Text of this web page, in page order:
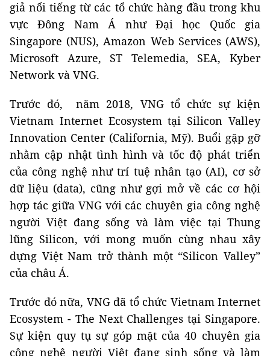
giả nổi tiếng từ các tổ chức hàng đầu trong khu
vực Đông Nam Á như Đại học Quốc gia
Singapore (NUS), Amazon Web Services (AWS),
Microsoft Azure, ST Telemedia, SEA, Kyber
Network và VNG.
Trước đó, năm 2018, VNG tổ chức sự kiện
Vietnam Internet Ecosystem tại Silicon Valley
Innovation Center (California, Mỹ). Buổi gặp gỡ
nhằm cập nhật tình hình và tốc độ phát triển
của công nghệ như trí tuệ nhân tạo (AI), cơ sở
dữ liệu (data), cũng như gợi mở về các cơ hội
hợp tác giữa VNG với các chuyên gia công nghệ
người Việt đang sống và làm việc tại Thung
lũng Silicon, với mong muốn cùng nhau xây
dựng Việt Nam trở thành một “Silicon Valley”
của châu Á.
Trước đó nữa, VNG đã tổ chức Vietnam Internet
Ecosystem - The Next Challenges tại Singapore.
Sự kiện quy tụ sự góp mặt của 40 chuyên gia
công nghệ người Việt đang sinh sống và làm